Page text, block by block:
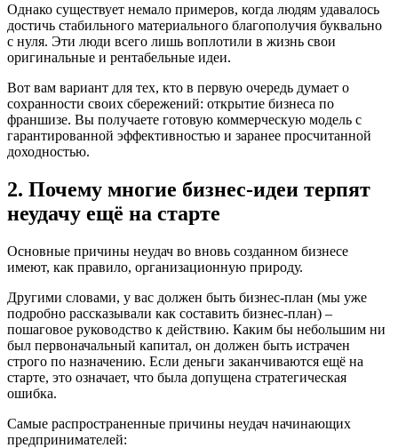
Однако существует немало примеров, когда людям удавалось
достичь стабильного материального благополучия буквально
с нуля. Эти люди всего лишь воплотили в жизнь свои
оригинальные и рентабельные идеи.
Вот вам вариант для тех, кто в первую очередь думает о
сохранности своих сбережений: открытие бизнеса по
франшизе. Вы получаете готовую коммерческую модель с
гарантированной эффективностью и заранее просчитанной
доходностью.
2. Почему многие бизнес-идеи терпят
неудачу ещё на старте
Основные причины неудач во вновь созданном бизнесе
имеют, как правило, организационную природу.
Другими словами, у вас должен быть бизнес-план (мы уже
подробно рассказывали как составить бизнес-план) –
пошаговое руководство к действию. Каким бы небольшим ни
был первоначальный капитал, он должен быть истрачен
строго по назначению. Если деньги заканчиваются ещё на
старте, это означает, что была допущена стратегическая
ошибка.
Самые распространенные причины неудач начинающих
предпринимателей: